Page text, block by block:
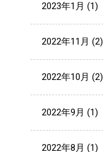
2023年1月 (1)
2022年11月 (2)
2022年10月 (2)
2022年9月 (1)
2022年8月 (1)